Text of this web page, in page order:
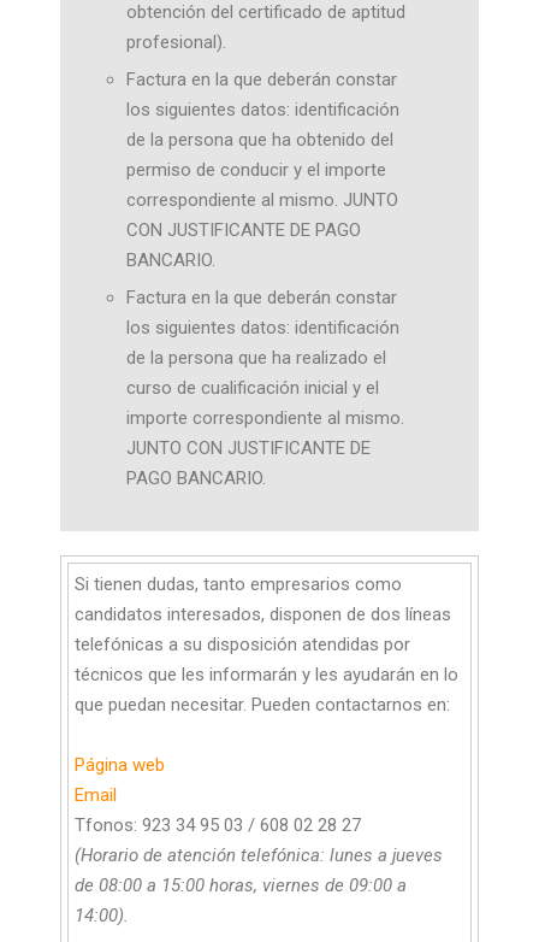
obtención del certificado de aptitud
profesional).
Factura en la que deberán constar
los siguientes datos: identificación
de la persona que ha obtenido del
permiso de conducir y el importe
correspondiente al mismo. JUNTO
CON JUSTIFICANTE DE PAGO
BANCARIO.
Factura en la que deberán constar
los siguientes datos: identificación
de la persona que ha realizado el
curso de cualificación inicial y el
importe correspondiente al mismo.
JUNTO CON JUSTIFICANTE DE
PAGO BANCARIO.
Si tienen dudas, tanto empresarios como
candidatos interesados, disponen de dos líneas
telefónicas a su disposición atendidas por
técnicos que les informarán y les ayudarán en lo
que puedan necesitar. Pueden contactarnos en:
Página web
Email
Tfonos: 923 34 95 03 / 608 02 28 27
(Horario de atención telefónica: lunes a jueves
de 08:00 a 15:00 horas, viernes de 09:00 a
14:00).